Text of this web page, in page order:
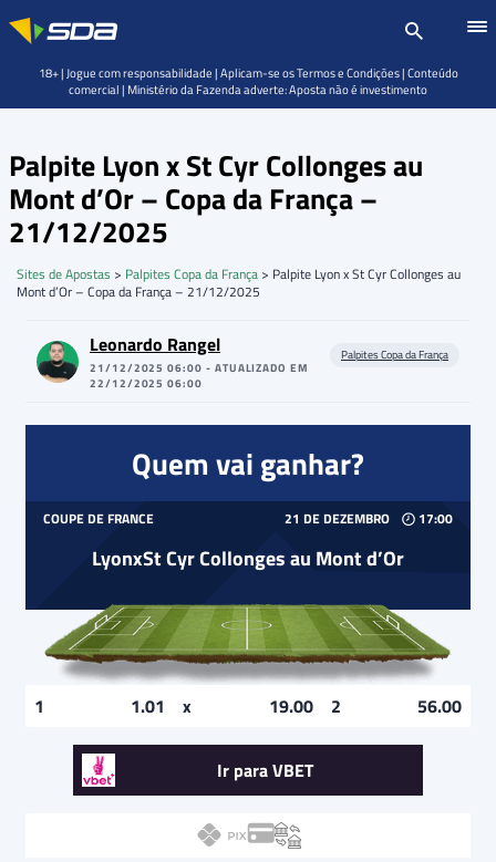
Palpite Lyon x St Cyr Collonges au
Mont d’Or – Copa da França –
21/12/2025
Sites de Apostas > Palpites Copa da França > Palpite Lyon x St Cyr Collonges au
Mont d’Or – Copa da França – 21/12/2025
Leonardo Rangel
21/12/2025 06:00 - ATUALIZADO EM
22/12/2025 06:00
Palpites Copa da França
Quem vai ganhar?
COUPE DE FRANCE 21 DE DEZEMBRO 17:00
LyonxSt Cyr Collonges au Mont d’Or
1.01 19.00 56.00
Ir para VBET
18+ | Jogue com responsabilidade | Aplicam-se os Termos e Condições | Conteúdo
comercial | Ministério da Fazenda adverte: Aposta não é investimento